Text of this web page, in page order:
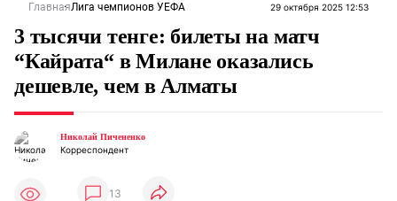
ГлавнаяЛига чемпионов УЕФА 29 октября 2025 12:53
3 тысячи тенге: билеты на матч
“Кайрата“ в Милане оказались
дешевле, чем в Алматы
Николай Пичененко
Корреспондент
13